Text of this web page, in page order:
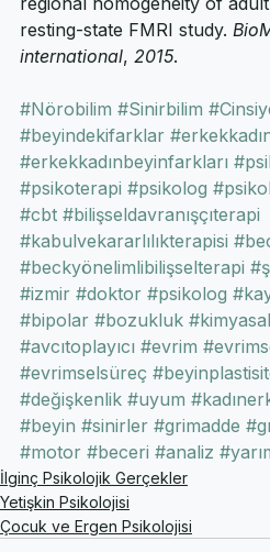
Zhang, Q. (2015). Gender
regional homogeneity of
resting-state FMRI study.
#Nörobilim #Sinirbilim
#beyindekifarklar
#erkekkadınbeyinfarkları
#psikoterapi #psikolog
#cbt #bilişseldavranışçıterapi
#kabulvekararlılıkterapisi
#beckyönelimlibilişselterapi
#izmir #doktor #psikolog
#bipolar #bozukluk
#avcıtoplayıcı #evrim
#evrimselsüreç
#değişkenlik #uyum
#beyin #sinirler #grimadde
#motor #beceri #analiz
İlginç Psikolojik Gerçekler
Yetişkin Psikolojisi